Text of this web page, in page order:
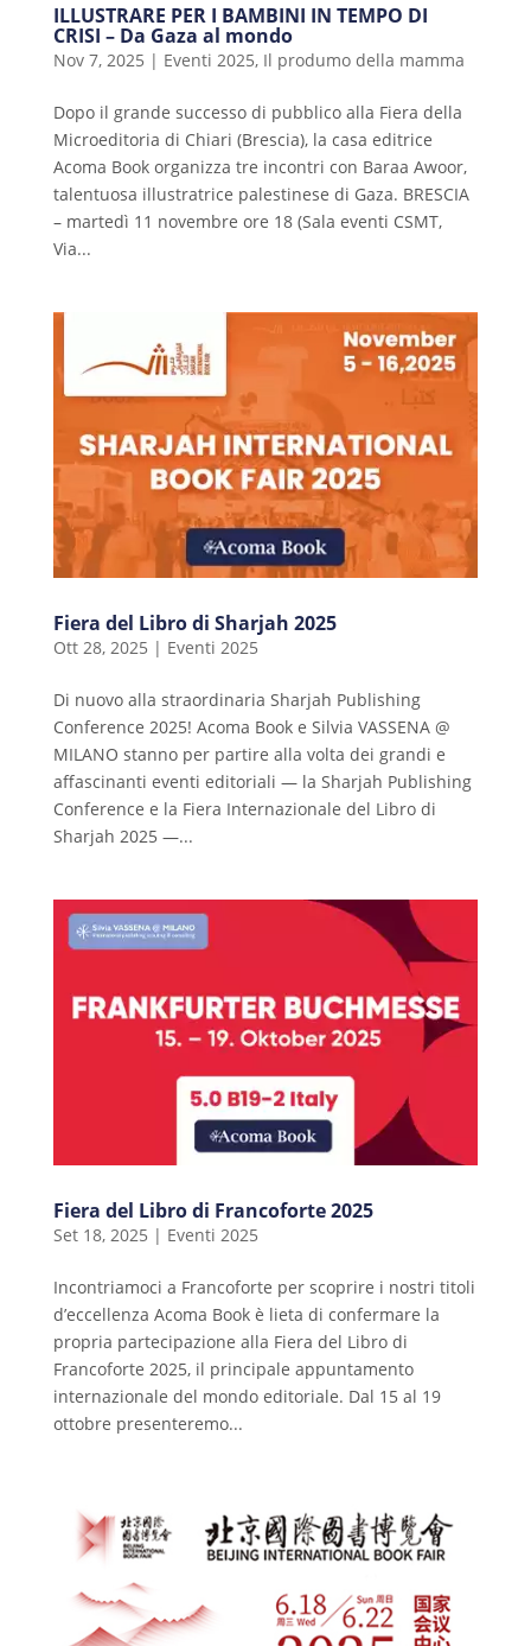
ILLUSTRARE PER I BAMBINI IN TEMPO DI
CRISI – Da Gaza al mondo
Nov 7, 2025 | Eventi 2025, Il produmo della mamma
Dopo il grande successo di pubblico alla Fiera della
Microeditoria di Chiari (Brescia), la casa editrice
Acoma Book organizza tre incontri con Baraa Awoor,
talentuosa illustratrice palestinese di Gaza. BRESCIA
– martedì 11 novembre ore 18 (Sala eventi CSMT,
Via...
Fiera del Libro di Sharjah 2025
Ott 28, 2025 | Eventi 2025
Di nuovo alla straordinaria Sharjah Publishing
Conference 2025! Acoma Book e Silvia VASSENA @
MILANO stanno per partire alla volta dei grandi e
affascinanti eventi editoriali — la Sharjah Publishing
Conference e la Fiera Internazionale del Libro di
Sharjah 2025 —...
Fiera del Libro di Francoforte 2025
Set 18, 2025 | Eventi 2025
Incontriamoci a Francoforte per scoprire i nostri titoli
d’eccellenza Acoma Book è lieta di confermare la
propria partecipazione alla Fiera del Libro di
Francoforte 2025, il principale appuntamento
internazionale del mondo editoriale. Dal 15 al 19
ottobre presenteremo...